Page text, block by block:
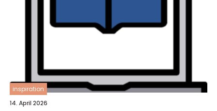
inspiration
14. April 2026